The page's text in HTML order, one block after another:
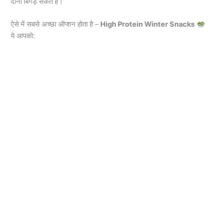
ऐसे में सबसे अच्छा ऑप्शन होता है – High Protein Winter Snacks
ये आपको: